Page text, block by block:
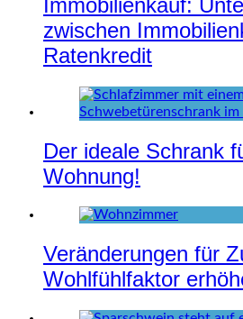
zwischen
Ratenkredit
Der ideale Schrank
Wohnung!
Veränderungen für
Wohlfühlfaktor